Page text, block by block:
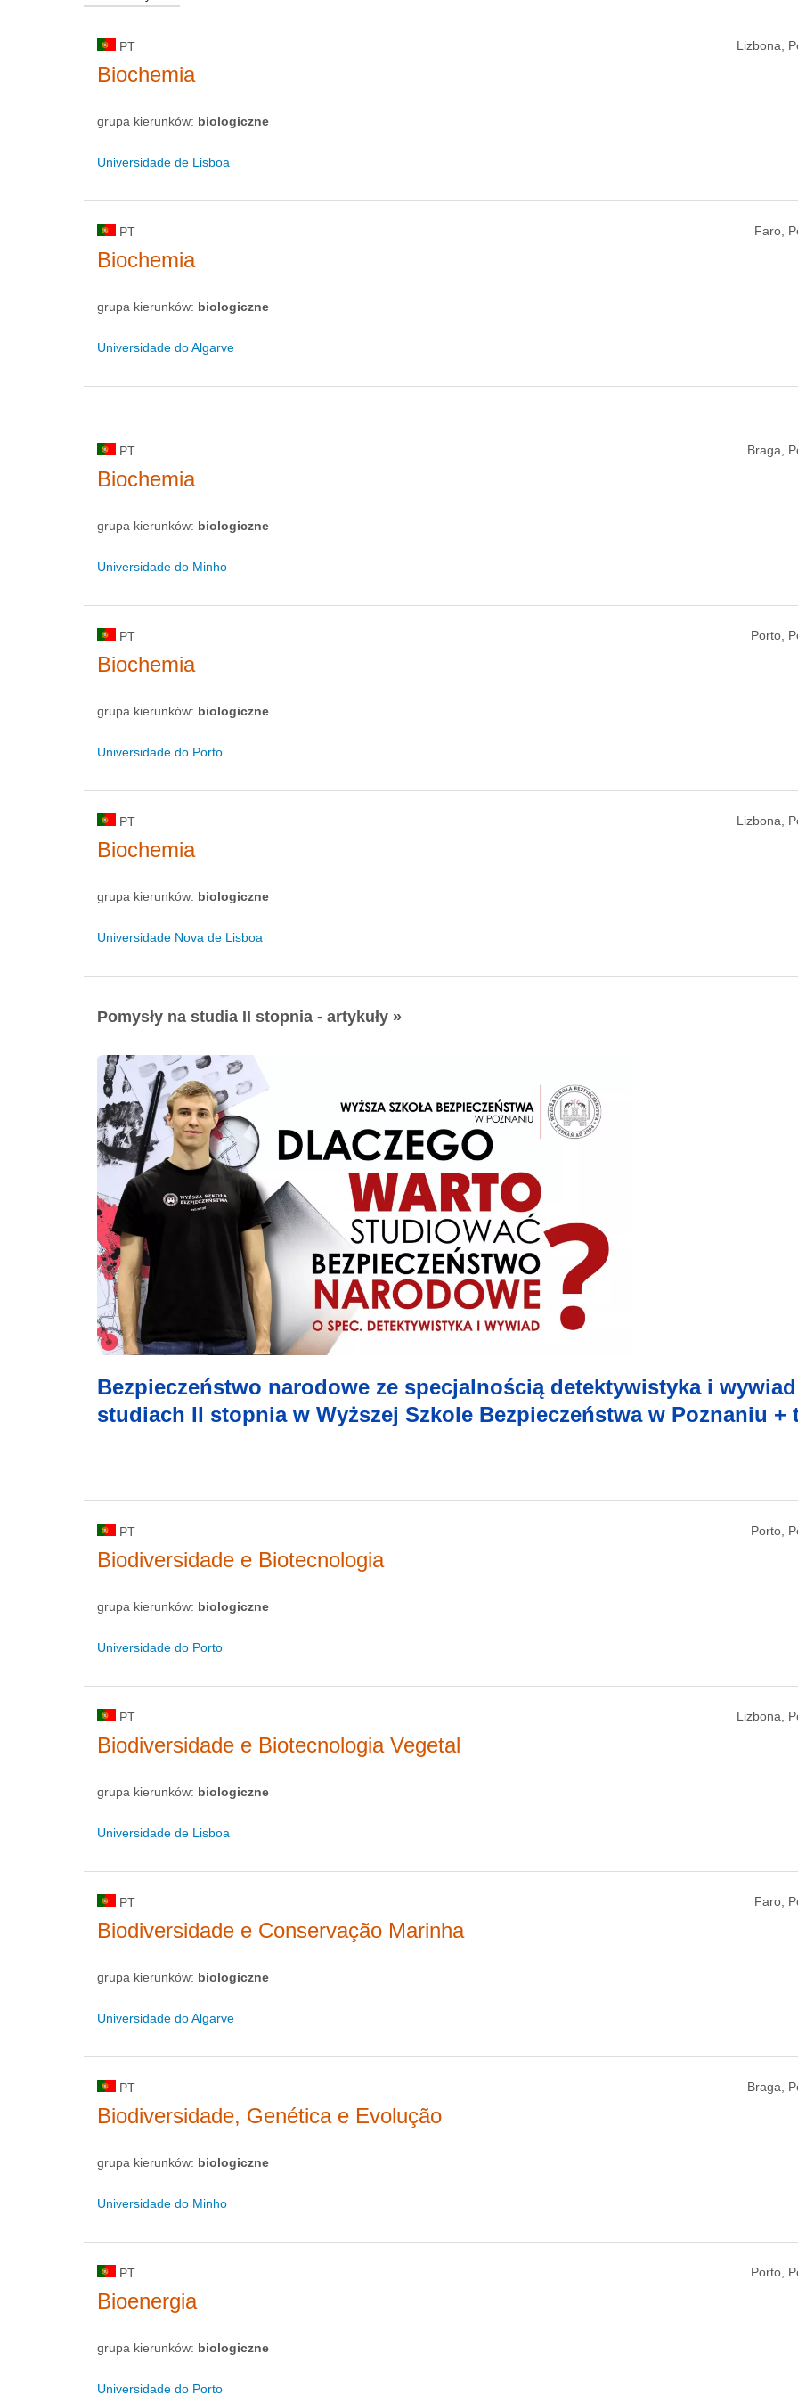
PT Lizbona,
Biochemia
grupa kierunków: biologiczne
Universidade de Lisboa
PT Faro,
Biochemia
grupa kierunków: biologiczne
Universidade do Algarve
PT Braga,
Biochemia
grupa kierunków: biologiczne
Universidade do Minho
PT Porto,
Biochemia
grupa kierunków: biologiczne
Universidade do Porto
PT Lizbona,
Biochemia
grupa kierunków: biologiczne
Universidade Nova de Lisboa
Pomysły na studia II stopnia - artykuły »
Bezpieczeństwo narodowe ze specjalnością detektywistyka i
studiach II stopnia w Wyższej Szkole Bezpieczeństwa w Poznaniu +
PT Porto,
Biodiversidade e Biotecnologia
grupa kierunków: biologiczne
Universidade do Porto
PT Lizbona,
Biodiversidade e Biotecnologia Vegetal
grupa kierunków: biologiczne
Universidade de Lisboa
PT Faro,
Biodiversidade e Conservação Marinha
grupa kierunków: biologiczne
Universidade do Algarve
PT Braga,
Biodiversidade, Genética e Evolução
grupa kierunków: biologiczne
Universidade do Minho
PT Porto,
Bioenergia
grupa kierunków: biologiczne
Universidade do Porto